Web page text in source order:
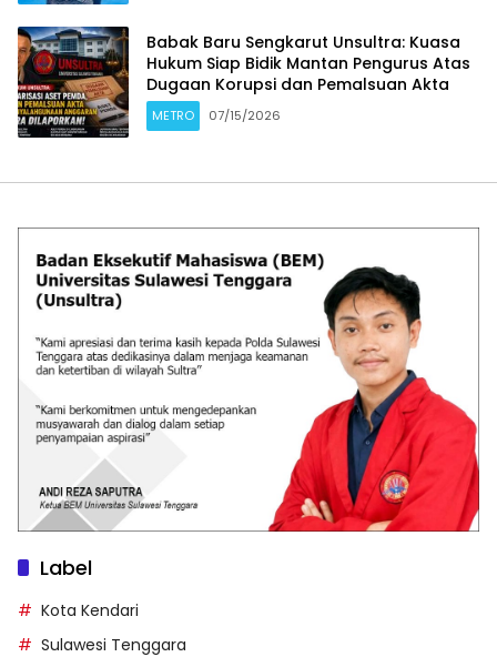
Babak Baru Sengkarut Unsultra: Kuasa
Hukum Siap Bidik Mantan Pengurus Atas
Dugaan Korupsi dan Pemalsuan Akta
METRO 07/15/2026
Label
Kota Kendari
Sulawesi Tenggara